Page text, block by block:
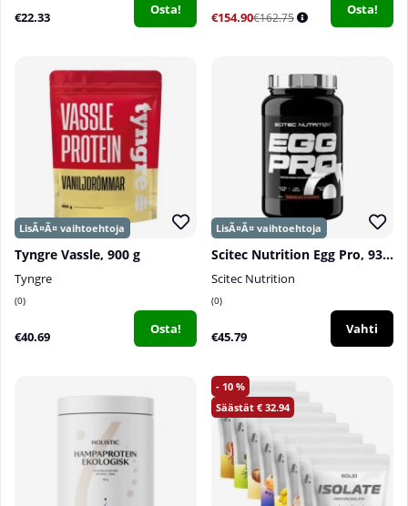
€22.33 Osta! €154.90€162.75
Osta!
Tyngre Vassle, 900 g
Tyngre
0
€40.69 Osta!
Scitec Nutrition Egg Pro, 935 g
Scitec Nutrition
0
€45.79 Vahti
10
32.94